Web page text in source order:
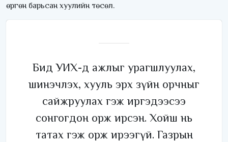
өргөн барьсан хуулийн төсөл.
Бид УИХ-д ажлыг урагшлуулах,
шинэчлэх, хууль эрх зүйн орчныг
сайжруулах гэж иргэдээсээ
сонгогдон орж ирсэн. Хойш нь
татах гэж орж ирээгүй. Газрын